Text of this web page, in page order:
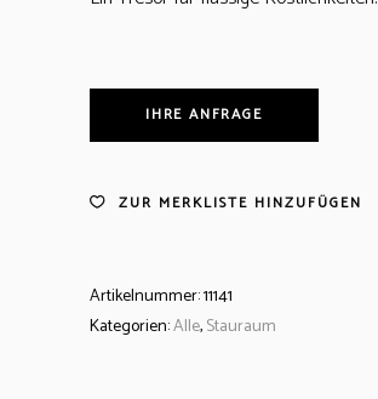
IHRE ANFRAGE
ZUR MERKLISTE HINZUFÜGEN
Artikelnummer:11141
Kategorien:Alle,Stauraum